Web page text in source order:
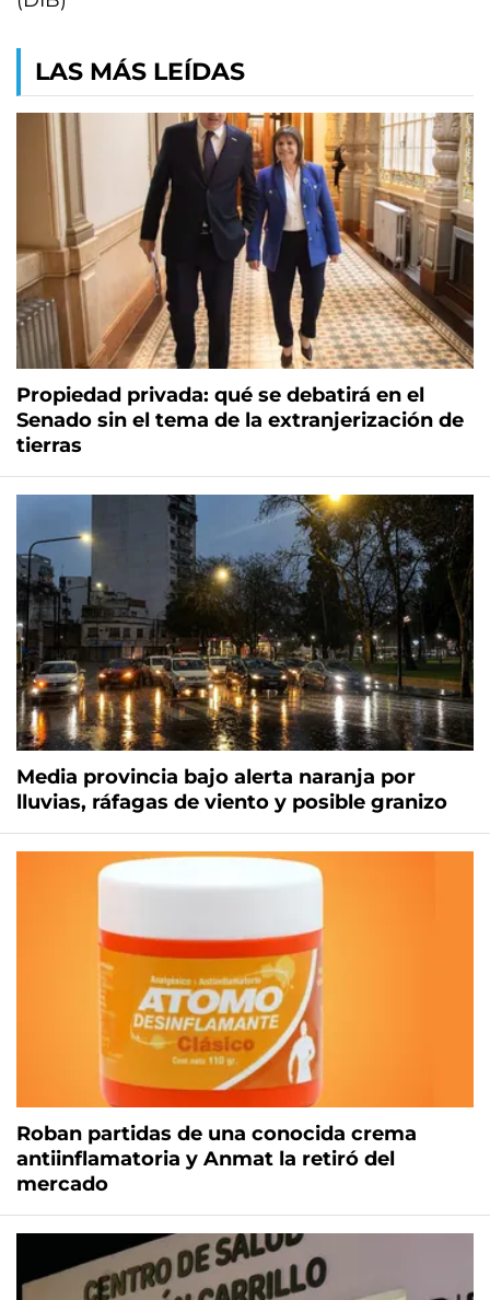
LAS MÁS LEÍDAS
Propiedad privada: qué se debatirá en el
Senado sin el tema de la extranjerización de
tierras
Media provincia bajo alerta naranja por
lluvias, ráfagas de viento y posible granizo
Roban partidas de una conocida crema
antiinflamatoria y Anmat la retiró del
mercado